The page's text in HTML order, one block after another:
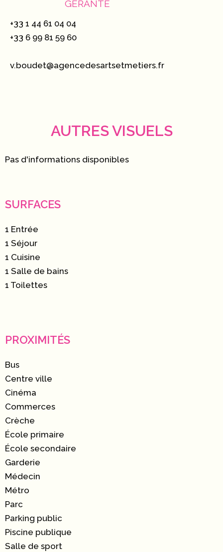
GÉRANTE
+33 1 44 61 04 04
+33 6 99 81 59 60
v.boudet@agencedesartsetmetiers.fr
AUTRES VISUELS
Pas d'informations disponibles
SURFACES
1 Entrée
1 Séjour
1 Cuisine
1 Salle de bains
1 Toilettes
PROXIMITÉS
Bus
Centre ville
Cinéma
Commerces
Crèche
École primaire
École secondaire
Garderie
Médecin
Métro
Parc
Parking public
Piscine publique
Salle de sport